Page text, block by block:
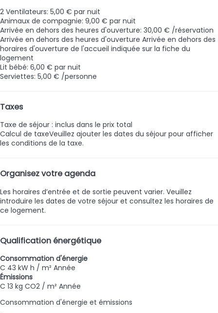
2 Ventilateurs: 5,00 € par nuit
Animaux de compagnie: 9,00 € par nuit
Arrivée en dehors des heures d'ouverture: 30,00 € /réservation
Arrivée en dehors des heures d'ouverture Arrivée en dehors des
horaires d'ouverture de l'accueil indiquée sur la fiche du
logement
Lit bébé: 6,00 € par nuit
Serviettes: 5,00 € /personne
Taxes
Taxe de séjour : inclus dans le prix total
Calcul de taxeVeuillez ajouter les dates du séjour pour afficher
les conditions de la taxe.
Organisez votre agenda
Les horaires d’entrée et de sortie peuvent varier. Veuillez
introduire les dates de votre séjour et consultez les horaires de
ce logement.
Qualification énergétique
Consommation d'énergie
C 43 kW h / m² Année
Émissions
C 13 kg CO2 / m² Année
Consommation d'énergie et émissions